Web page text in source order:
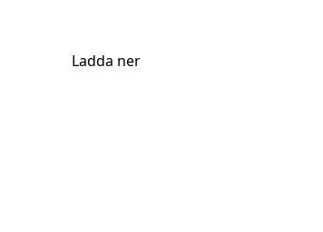
Ladda ner